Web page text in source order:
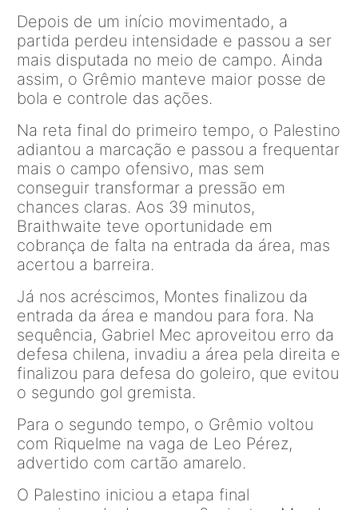
Depois de um início movimentado, a
partida perdeu intensidade e passou a ser
mais disputada no meio de campo. Ainda
assim, o Grêmio manteve maior posse de
bola e controle das ações.
Na reta final do primeiro tempo, o Palestino
adiantou a marcação e passou a frequentar
mais o campo ofensivo, mas sem
conseguir transformar a pressão em
chances claras. Aos 39 minutos,
Braithwaite teve oportunidade em
cobrança de falta na entrada da área, mas
acertou a barreira.
Já nos acréscimos, Montes finalizou da
entrada da área e mandou para fora. Na
sequência, Gabriel Mec aproveitou erro da
defesa chilena, invadiu a área pela direita e
finalizou para defesa do goleiro, que evitou
o segundo gol gremista.
Para o segundo tempo, o Grêmio voltou
com Riquelme na vaga de Leo Pérez,
advertido com cartão amarelo.
O Palestino iniciou a etapa final